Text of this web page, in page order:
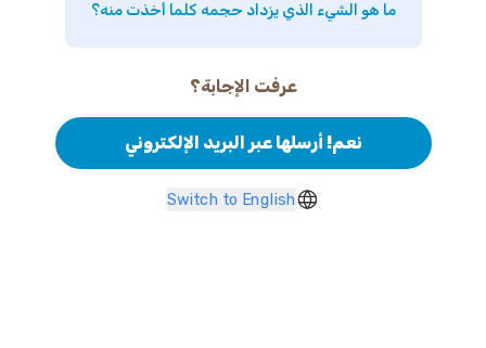
ما هو الشيء الذي يزداد حجمه كلما أخذت منه؟
عرفت الإجابة؟
نعم! أرسلها عبر البريد الإلكتروني
Switch to English